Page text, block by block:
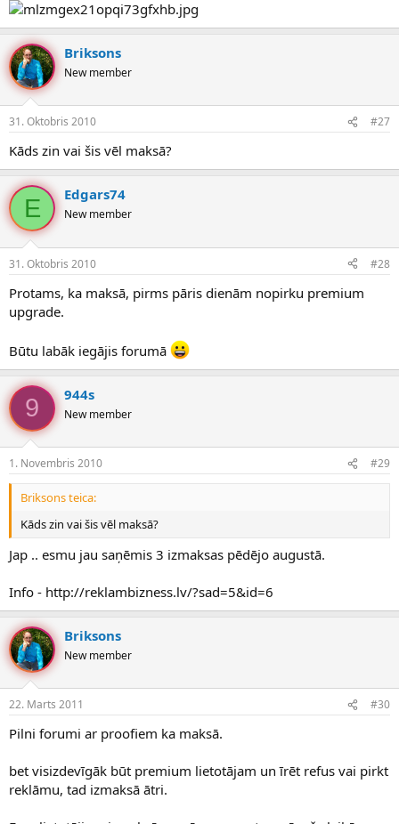
Briksons
New member
31. Oktobris 2010 #27
Kāds zin vai šis vēl maksā?
E Edgars74
New member
31. Oktobris 2010 #28
Protams, ka maksā, pirms pāris dienām nopirku premium
upgrade.
Būtu labāk iegājis forumā
9 944s
New member
1. Novembris 2010 #29
Briksons teica:
Kāds zin vai šis vēl maksā?
Jap .. esmu jau saņēmis 3 izmaksas pēdējo augustā.
Info - http://reklambizness.lv/?sad=5&id=6
Briksons
New member
22. Marts 2011 #30
Pilni forumi ar proofiem ka maksā.
bet visizdevīgāk būt premium lietotājam un īrēt refus vai pirkt
reklāmu, tad izmaksā ātri.